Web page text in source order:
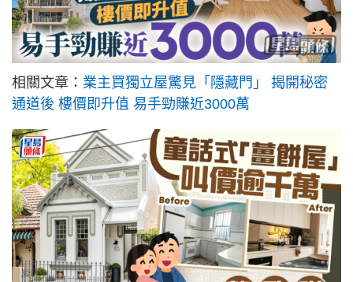
相關文章： 業主買獨立屋驚見「隱藏門」 揭開秘密
通道後 樓價即升值 易手勁賺近3000萬